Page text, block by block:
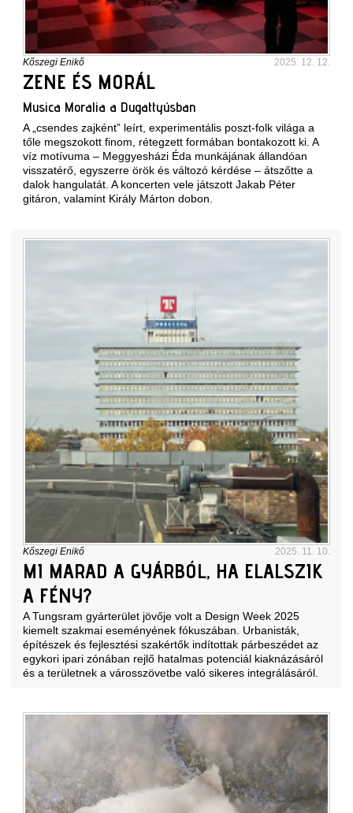
Kőszegi Enikő 2025. 12. 12.
ZENE ÉS MORÁL
Musica Moralia a Dugattyúsban
A „csendes zajként” leírt, experimentális poszt-folk világa a
tőle megszokott finom, rétegzett formában bontakozott ki. A
víz motívuma – Meggyesházi Éda munkájának állandóan
visszatérő, egyszerre örök és változó kérdése – átszőtte a
dalok hangulatát. A koncerten vele játszott Jakab Péter
gitáron, valamint Király Márton dobon.
Kőszegi Enikő 2025. 11. 10.
MI MARAD A GYÁRBÓL, HA ELALSZIK
A FÉNY?
A Tungsram gyárterület jövője volt a Design Week 2025
kiemelt szakmai eseményének fókuszában. Urbanisták,
építészek és fejlesztési szakértők indítottak párbeszédet az
egykori ipari zónában rejlő hatalmas potenciál kiaknázásáról
és a területnek a városszövetbe való sikeres integrálásáról.